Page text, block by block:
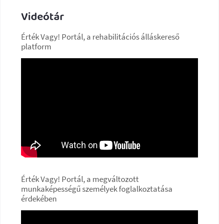
Videótár
Érték Vagy! Portál, a rehabilitációs álláskereső
platform
Érték Vagy! Portál, a megváltozott
munkaképességű személyek foglalkoztatása
érdekében